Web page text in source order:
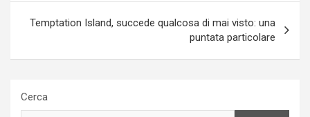
Temptation Island, succede qualcosa di mai visto: una
puntata particolare
Cerca